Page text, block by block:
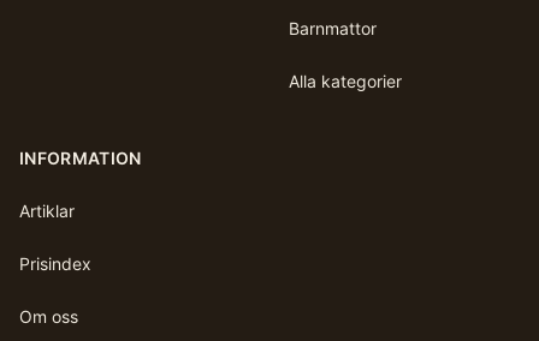
Barnmattor
Alla kategorier
INFORMATION
Artiklar
Prisindex
Om oss